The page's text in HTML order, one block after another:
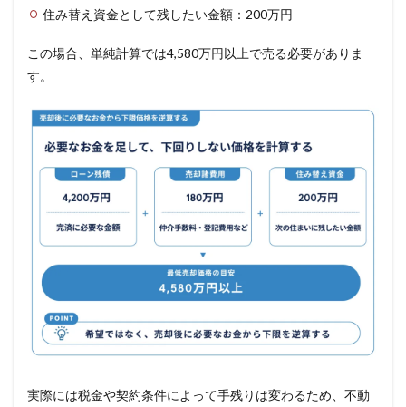
住み替え資金として残したい金額：200万円
この場合、単純計算では4,580万円以上で売る必要がありま
す。
実際には税金や契約条件によって手残りは変わるため、不動